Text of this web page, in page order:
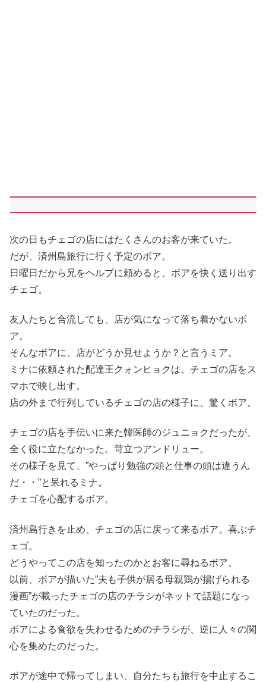
次の日もチェゴの店にはたくさんのお客が来ていた。
だが、済州島旅行に行く予定のボア。
日曜日だから兄をヘルプに頼めると、ボアを快く送り出す
チェゴ。
友人たちと合流しても、店が気になって落ち着かないボ
ア。
そんなボアに、店がどうか見せようか？と言うミア。
ミナに依頼された配達王クォンヒョクは、チェゴの店をス
マホで映し出す。
店の外まで行列しているチェゴの店の様子に、驚くボア。
チェゴの店を手伝いに来た韓医師のジュニョクだったが、
全く役に立たなかった。苛立つアンドリュー。
その様子を見て、”やっぱり勉強の頭と仕事の頭は違うん
だ・・”と呆れるミナ。
チェゴを心配するボア。
済州島行きを止め、チェゴの店に戻って来るボア。喜ぶチ
ェゴ。
どうやってこの店を知ったのかとお客に尋ねるボア。
以前、ボアが描いた”夫も子供が居る母親鶏が揚げられる
漫画”が載ったチェゴの店のチラシがネットで話題になっ
ていたのだった。
ボアによる食欲を失わせるためのチラシが、逆に人々の関
心を集めたのだった。
ボアが途中で帰ってしまい、自分たちも旅行を中止するこ